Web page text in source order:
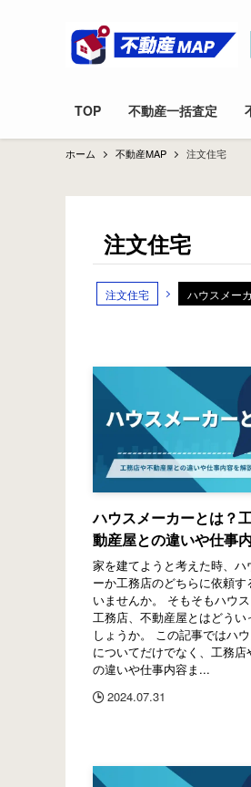
TOP 不動産一括査定
ホーム 不動産MAP 注文住宅
注文住宅
注文住宅 ハウスメー
ハウスメーカーとは？
動産屋との違いや仕事
家を建てようと考えた時、ハ
ーか工務店のどちらに依頼す
いませんか。 そもそもハウ
工務店、不動産屋とはどうい
しょうか。 この記事ではハ
についてだけでなく、工務店
の違いや仕事内容ま...
2024.07.31